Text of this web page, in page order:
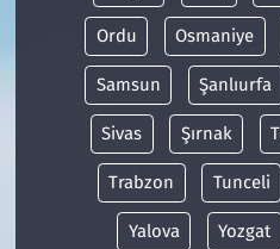
Ordu Osmaniye
Samsun Şanlıurfa
Sivas Şırnak
Trabzon Tunceli
Yalova Yozgat